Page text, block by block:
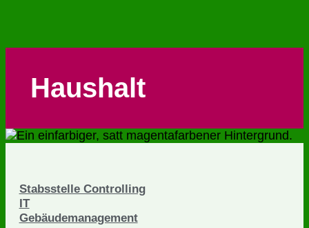
Haushalt
Stabsstelle Controlling
IT
Gebäudemanagement